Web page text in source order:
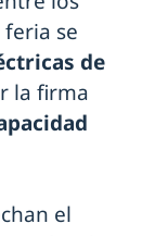
se
de
la firma
el